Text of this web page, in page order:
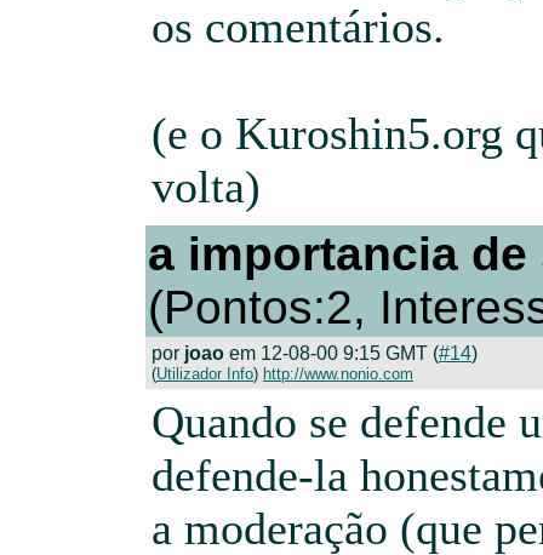
os comentários.
(e o Kuroshin5.org
volta)
a importancia
(Pontos:2,
por joao em 12-08-00 9:15 GMT (#14)
(Utilizador Info) http://www.nonio.com
Quando se defende
defende-la
a moderação (que